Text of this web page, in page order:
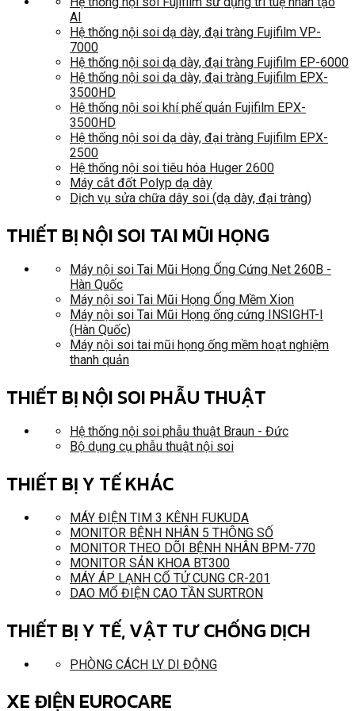
AI
Hệ thống nội soi dạ dày, đại tràng Fujifilm VP-
7000
Hệ thống nội soi dạ dày, đại tràng Fujifilm EP-6000
Hệ thống nội soi dạ dày, đại tràng Fujifilm EPX-
3500HD
Hệ thống nội soi khí phế quản Fujifilm EPX-
3500HD
Hệ thống nội soi dạ dày, đại tràng Fujifilm EPX-
2500
Hệ thống nội soi tiêu hóa Huger 2600
Máy cắt đốt Polyp dạ dày
Dịch vụ sửa chữa dây soi (dạ dày, đại tràng)
THIẾT BỊ NỘI SOI TAI MŨI HỌNG
Máy nội soi Tai Mũi Họng Ống Cứng Net 260B -
Hàn Quốc
Máy nội soi Tai Mũi Họng Ống Mềm Xion
Máy nội soi Tai Mũi Họng ống cứng INSIGHT-I
(Hàn Quốc)
Máy nội soi tai mũi họng ống mềm hoạt nghiệm
thanh quản
THIẾT BỊ NỘI SOI PHẪU THUẬT
Hệ thống nội soi phẫu thuật Braun - Đức
Bộ dụng cụ phẫu thuật nội soi
THIẾT BỊ Y TẾ KHÁC
MÁY ĐIỆN TIM 3 KÊNH FUKUDA
MONITOR BỆNH NHÂN 5 THÔNG SỐ
MONITOR THEO DÕI BỆNH NHÂN BPM-770
MONITOR SẢN KHOA BT300
MÁY ÁP LẠNH CỔ TỬ CUNG CR-201
DAO MỔ ĐIỆN CAO TẦN SURTRON
THIẾT BỊ Y TẾ, VẬT TƯ CHỐNG DỊCH
PHÒNG CÁCH LY DI ĐỘNG
XE ĐIỆN EUROCARE